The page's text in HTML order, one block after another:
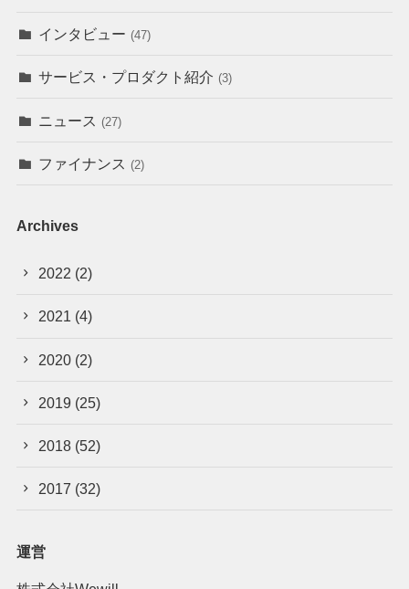
インタビュー (47)
サービス・プロダクト紹介 (3)
ニュース (27)
ファイナンス (2)
Archives
2022 (2)
2021 (4)
2020 (2)
2019 (25)
2018 (52)
2017 (32)
運営